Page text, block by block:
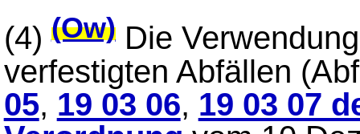
(4)(Ow) Die
verfestigten Abfällen
05, 19 03 06, 19 03 07